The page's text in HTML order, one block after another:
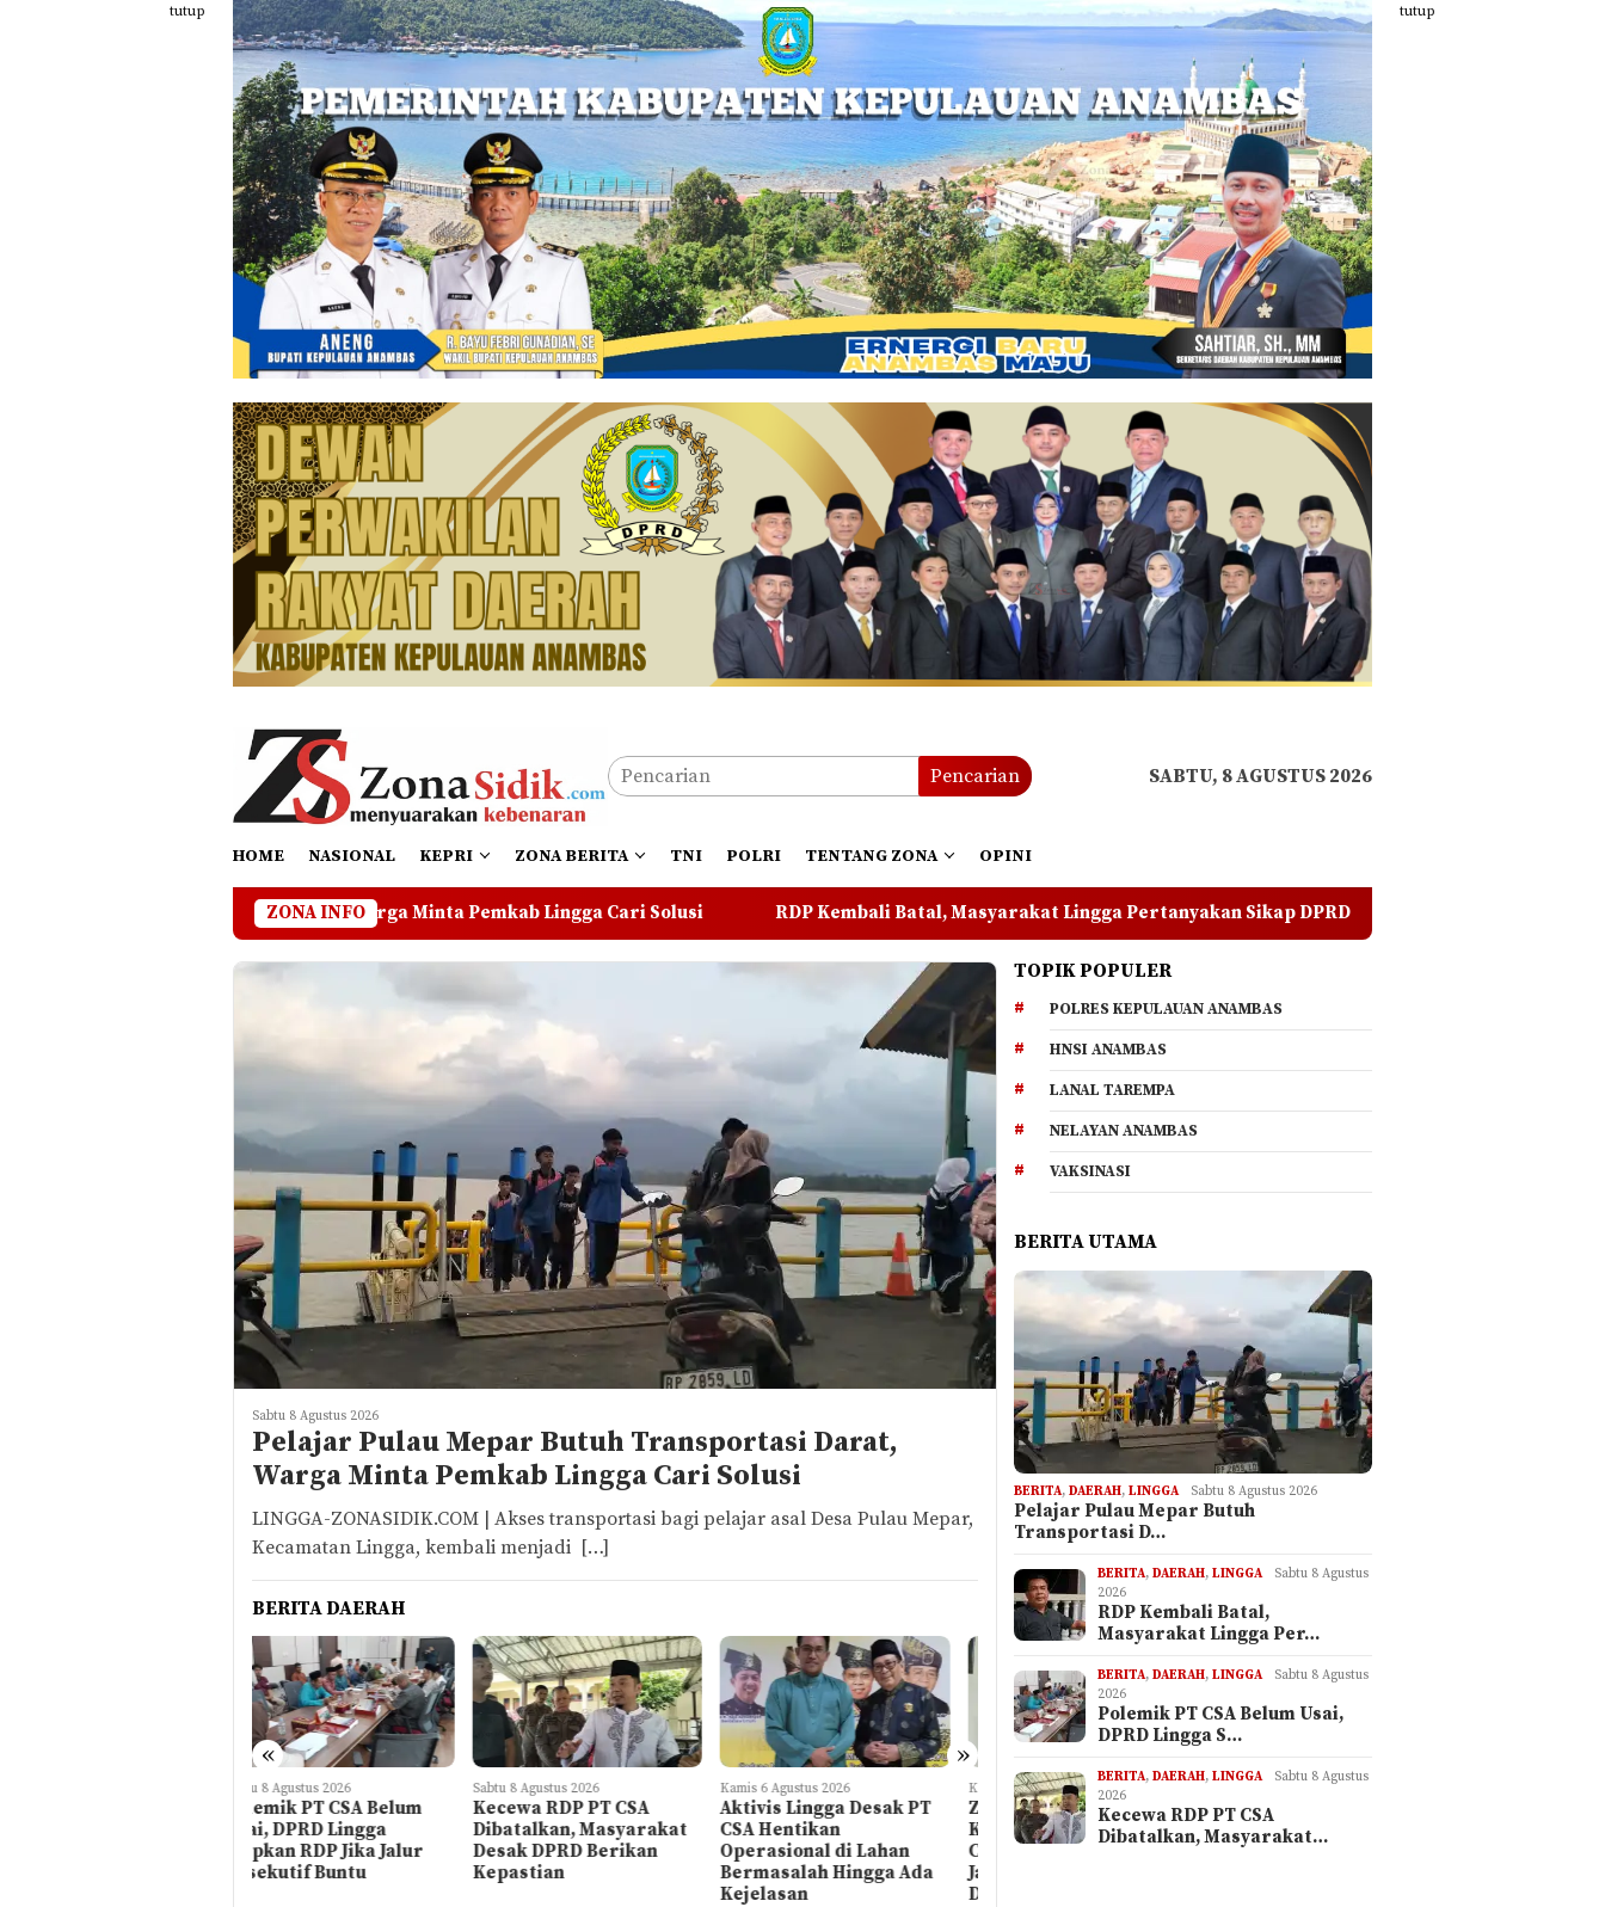
tutup tutup
Pencarian SABTU, 8 AGUSTUS 2026
HOME NASIONAL KEPRI ZONA BERITA TNI POLRI TENTANG ZONA OPINI
ZONA INFO
Darat, Warga Minta Pemkab Lingga Cari Solusi RDP Kembali Batal, Masyarakat Lingga Pertanyakan Sikap DPRD Polemik PT CSA Belum Usai, DPRD Lingga
Sabtu 8 Agustus 2026
Pelajar Pulau Mepar Butuh Transportasi Darat,
Warga Minta Pemkab Lingga Cari Solusi
LINGGA-ZONASIDIK.COM | Akses transportasi bagi pelajar asal Desa Pulau Mepar,
Kecamatan Lingga, kembali menjadi […]
BERITA DAERAH
« »
Sabtu 8 Agustus 2026
Kecewa RDP PT CSA
Dibatalkan, Masyarakat
Desak DPRD Berikan
Kepastian
Kamis 6 Agustus 2026
Aktivis Lingga Desak PT
CSA Hentikan
Operasional di Lahan
Bermasalah Hingga Ada
Kamis 6 Agustus 2026
Zuhardi Apresiasi
Kehadiran Pekerja PT
CSA di RDP, Tegaskan
Jangan Ada yang Mengadu
Domba Masyarakat
Rabu 5 Agustus 2026
Polres Anambas Tegas
dan Berkomitmen,
Anggota yang Terlibat
Selasa 4 Agustus 2026
BLT-DD Agustus 2026
Disalurkan, Kades Teluk
Siantan Sampaikan Pesan
TOPIK POPULER
POLRES KEPULAUAN ANAMBAS
HNSI ANAMBAS
LANAL TAREMPA
NELAYAN ANAMBAS
VAKSINASI
BERITA UTAMA
BERITA,DAERAH,LINGGA Sabtu 8 Agustus 2026
Pelajar Pulau Mepar Butuh
Transportasi D…
BERITA,DAERAH,LINGGA
Sabtu 8 Agustus
2026
RDP Kembali Batal,
Masyarakat Lingga Per…
BERITA,DAERAH,LINGGA
Sabtu 8 Agustus
2026
Polemik PT CSA Belum Usai,
DPRD Lingga S…
BERITA,DAERAH,LINGGA
Sabtu 8 Agustus
2026
Kecewa RDP PT CSA
Dibatalkan, Masyarakat…